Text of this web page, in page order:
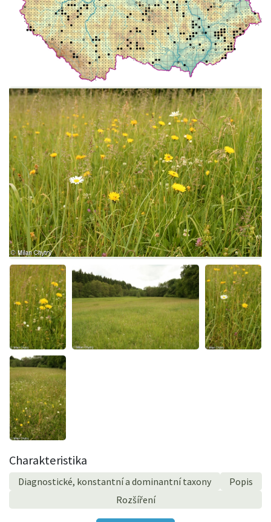
Charakteristika
Diagnostické, konstantní a dominantní taxony
Popis
Rozšíření